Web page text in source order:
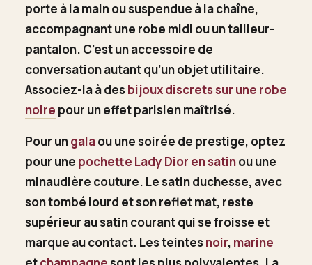
porte à la main ou suspendue à la chaîne,
accompagnant une robe midi ou un tailleur-
pantalon. C’est un accessoire de
conversation autant qu’un objet utilitaire.
Associez-la à des bijoux discrets sur une robe
noire pour un effet parisien maîtrisé.
Pour ungalaou une soirée de prestige, optez
pour une pochette Lady Dior en satinou une
minaudière couture. Le satin duchesse, avec
son tombé lourd et son reflet mat, reste
supérieur au satin courant qui se froisse et
marque au contact. Les teintes noir, marine